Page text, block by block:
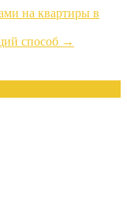
на квартиры в
способ →